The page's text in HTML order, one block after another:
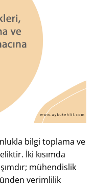
bilgi toplama ve
İki kısımda
mühendislik
verimlilik